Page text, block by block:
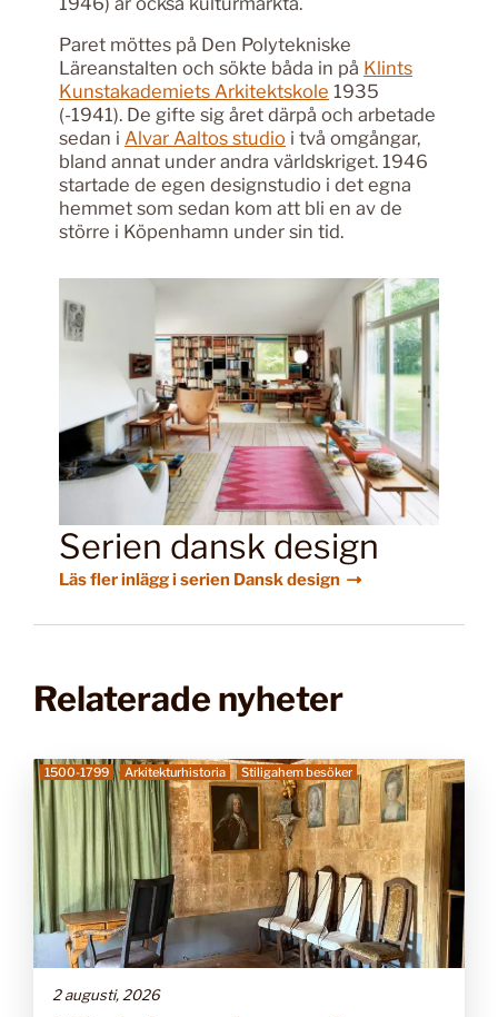
Paret möttes på Den Polytekniske
Läreanstalten och sökte båda in på Klints
Kunstakademiets Arkitektskole 1935
(-1941). De gifte sig året därpå och arbetade
sedan i Alvar Aaltos studio i två omgångar,
bland annat under andra världskriget. 1946
startade de egen designstudio i det egna
hemmet som sedan kom att bli en av de
större i Köpenhamn under sin tid.
Serien dansk design
Läs fler inlägg i serien Dansk design
Relaterade nyheter
1500-1799 Arkitekturhistoria Stiligahem besöker
2 augusti, 2026